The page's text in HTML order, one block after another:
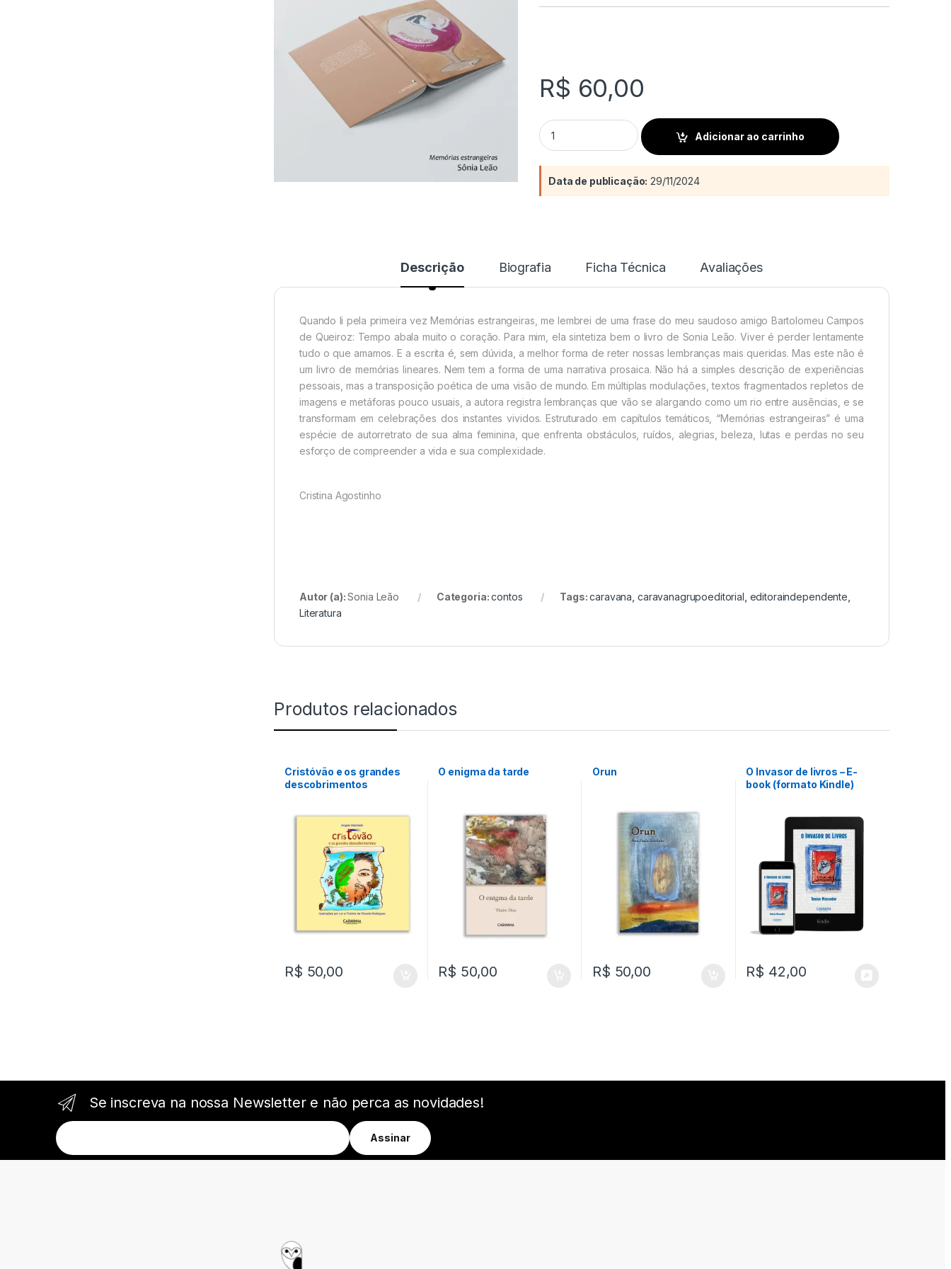
R$ 60,00
Memórias estrangeiras quantity
Adicionar ao carrinho
Data de publicação: 29/11/2024
Descrição Biografia Ficha Técnica Avaliações
Quando li pela primeira vez Memórias estrangeiras, me lembrei de uma frase do meu saudoso amigo Bartolomeu Campos
de Queiroz: Tempo abala muito o coração. Para mim, ela sintetiza bem o livro de Sonia Leão. Viver é perder lentamente
tudo o que amamos. E a escrita é, sem dúvida, a melhor forma de reter nossas lembranças mais queridas. Mas este não é
um livro de memórias lineares. Nem tem a forma de uma narrativa prosaica. Não há a simples descrição de experiências
pessoais, mas a transposição poética de uma visão de mundo. Em múltiplas modulações, textos fragmentados repletos de
imagens e metáforas pouco usuais, a autora registra lembranças que vão se alargando como um rio entre ausências, e se
transformam em celebrações dos instantes vividos. Estruturado em capítulos temáticos, “Memórias estrangeiras” é uma
espécie de autorretrato de sua alma feminina, que enfrenta obstáculos, ruídos, alegrias, beleza, lutas e perdas no seu
esforço de compreender a vida e sua complexidade.
Cristina Agostinho
Autor (a):Sonia Leão Categoria:contos Tags:caravana caravanagrupoeditorial editoraindependente
Literatura
Produtos relacionados
Cristóvão e os grandes
descobrimentos
R$ 50,00
O enigma da tarde
R$ 50,00
Orun
R$ 50,00
O Invasor de livros – E-
book (formato Kindle)
R$ 42,00
Se inscreva na nossa Newsletter e não perca as novidades!